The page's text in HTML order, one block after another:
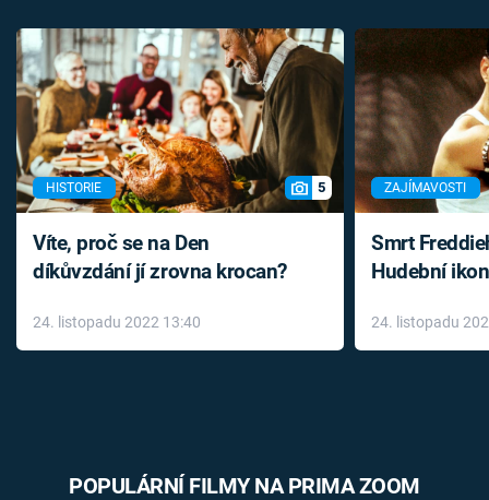
HISTORIE 5
Víte, proč se na Den
díkůvzdání jí zrovna krocan?
24. listopadu 2022 13:40
ZAJÍMAVOSTI
Smrt
Hudební
léky
24. listopadu
POPULÁRNÍ FILMY NA PRIMA ZOOM